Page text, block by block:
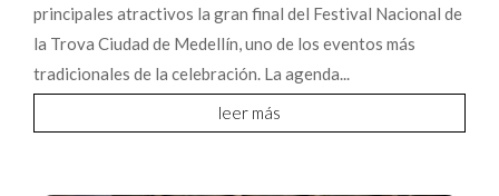
principales atractivos la gran final del Festival Nacional de
la Trova Ciudad de Medellín, uno de los eventos más
tradicionales de la celebración. La agenda...
leer más